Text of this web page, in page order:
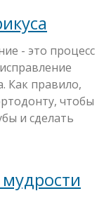
- это процесс
Как правило,
чтобы
и сделать